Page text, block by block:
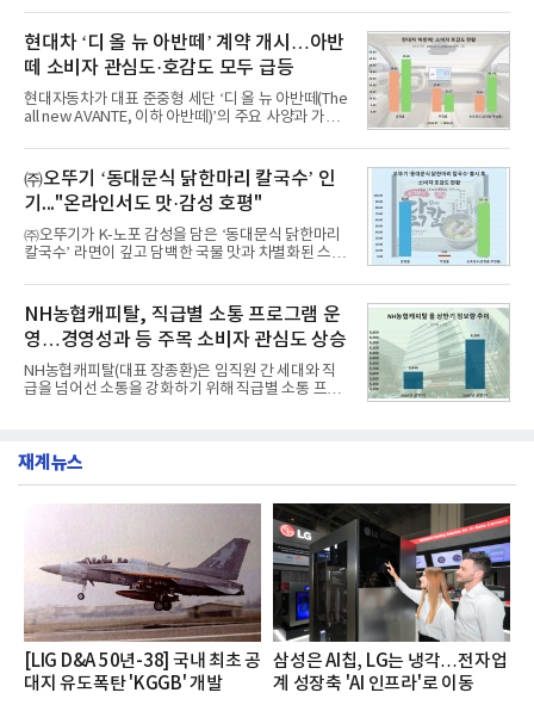
디교육, 대교, 디지
이 순으로 뒤를 이었다.7일 한국기업평판연구소(소장
구창환)는 산업통상자원부 공공기관 41개 브랜드를
대상으로 지난 7월 7일부터 8월 7일까지 수집된 소비
자 빅데이터 91,102,549건을 분석한 결과, 한국전력
공사가 브랜드평판지수 10,670,633을 기록하며 8월
1위에 올랐다고 밝혔다. 분석에 활용된 빅데이터는 지
난 7월(88,893,823건) 대비 2.48% 증가한 수치다.연
수력원자력, 한국석
현대차 ‘디 올 뉴 아반떼’ 계약 개시…아반
떼 소비자 관심도·호감도 모두 급등
현대자동차가 대표 준중형 세단 ‘디 올 뉴 아반떼(The
all new AVANTE, 이하 아반떼)’의 주요 사양과 가격
떼는 6년 만에 선보이는 8세대 완전변경 모델로, ▲정
교한 선과 면을 중심으로 완성한 파격적인 디자인 ▲
과거 중형 세단 수준으로 확대된 차체 제원 ▲글로벌
최고 수준의 안전성 ▲성능과 효율을 동시에 높인 주
행 완성도 ▲첨단 편의 및 디지털 사양 적용 등을 통해
글로벌 준중형 세단의 새로운 기준을 세웠다.아반떼
는 가솔린 2.0과 1.6 하이브리드 두 가지 파워트레인
넘
㈜오뚜기 ‘동대문식 닭한마리 칼국수’ 인
기..."온라인서도 맛·감성 호평"
㈜오뚜기가 K-노포 감성을 담은 ‘동대문식 닭한마리
칼국수’ 라면이 깊고 담백한 국물 맛과 차별화된 스토
혔다.‘동대문식 닭한마리 칼국수’는 예상을 뛰어넘는
소비자 호응에 힘입어 지난 7월 13일 첫 선을 보인 지
단 18일 만에 누적 판매량 50만 개를 돌파하는 성과를
거두었다.이번 신제품은 개발진이 전국의 닭한마리
전문점을 직접 찾아 다니며 최적의 육수 비율을 완성
했다. 자극적이지 않으면서도 깊은 닭육수에 마늘의
개운한 풍미를 더했으며, 국물이 잘 배어들면서도 쫄
서도
NH농협캐피탈, 직급별 소통 프로그램 운
영…경영성과 등 주목 소비자 관심도 상승
NH농협캐피탈(대표 장종환)은 임직원 간 세대와 직
급을 넘어선 소통을 강화하기 위해 직급별 소통 프로
영지원부 홍보팀과 2026년 새로이(e)＊가 공동 주관
쳐 진행됐다.참고로 새로이(e)는 NH농협캐피탈 MZ
세대들로(과장~계장) 구성된 자율 참여조직으로, 조
직문화 혁신과 업무 효율성 향상을 위한 다양한 활동
을 추진하며,새로운 변화와 이로운 영향력을 조직전
반에 전파하는 역할
재계뉴스
[LIG D&A 50년-38] 국내 최초 공
대지 유도폭탄 'KGGB' 개발
삼성은 AI칩, LG는 냉각…전자업
계 성장축 'AI 인프라'로 이동